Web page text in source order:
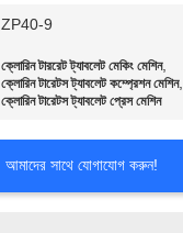
ZP40-9
ক্লোরিন টাররেট ট্যাবলেট মেকিং মেশিন,
ক্লোরিন টারেটস ট্যাবলেট কম্প্রেশন মেশিন,
ক্লোরিন টারেটস ট্যাবলেট প্রেস মেশিন
আমাদের সাথে যোগাযোগ করুন!